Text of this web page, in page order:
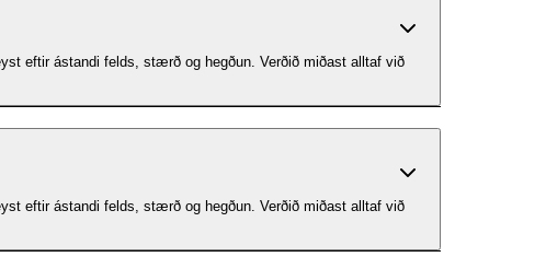
eftir ástandi felds, stærð og hegðun. Verðið miðast alltaf við
eftir ástandi felds, stærð og hegðun. Verðið miðast alltaf við